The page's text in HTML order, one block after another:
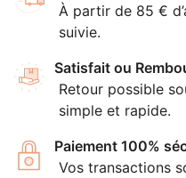
À partir de 85 €
suivie.
Satisfait ou
Retour possible
simple et rapide.
Paiement 100%
Vos transactions